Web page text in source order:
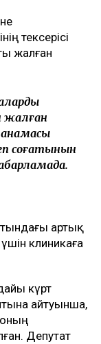
тексерісі
жалған
жалған
соғатынын
артық
клиникаға
күрт
айтуынша,
Депутат